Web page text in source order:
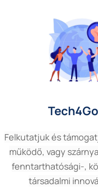
Felkutatjuk és
működő, vagy
fenntarthatósági-,
társadalmi